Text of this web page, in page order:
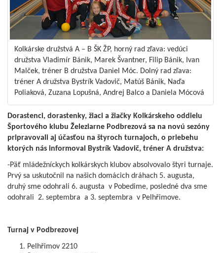
Kolkárske družstvá A – B ŠK ŽP, horný rad zľava: vedúci
družstva Vladimír Bánik, Marek Švantner, Filip Bánik, Ivan
Malček, tréner B družstva Daniel Móc. Dolný rad zľava:
tréner A družstva Bystrík Vadovič, Matúš Bánik, Naďa
Poliaková, Zuzana Lopušná, Andrej Balco a Daniela Mócová
Dorastenci, dorastenky, žiaci a žiačky Kolkárskeho oddielu
Športového klubu Železiarne Podbrezová sa na novú sezóny
pripravovali aj účasťou na štyroch turnajoch, o priebehu
ktorých nás informoval Bystrík Vadovič, tréner A družstva:
-Päť mládežníckych kolkárskych klubov absolvovalo štyri turnaje.
Prvý sa uskutočnil na našich domácich dráhach 5. augusta,
druhý sme odohrali 6. augusta v Pobedime, posledné dva sme
odohrali 2. septembra a 3. septembra v Pelhřimove.
Turnaj v Podbrezovej
Pelhřimov 2210